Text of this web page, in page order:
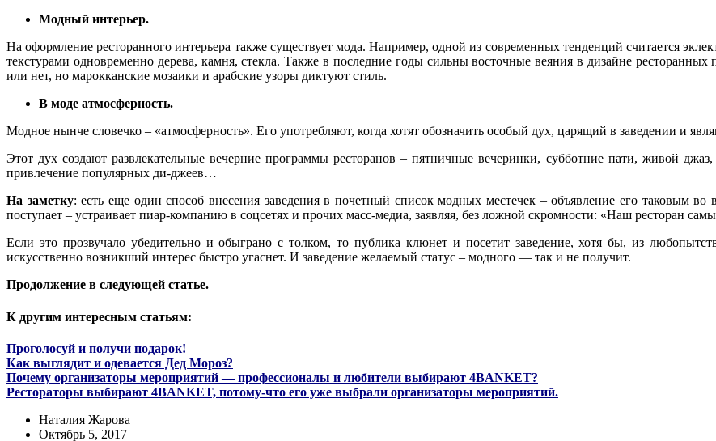
Модный интерьер.
На оформление ресторанного интерьера также существует мода. Например, одной из современных тенденций считается
текстурами одновременно дерева, камня, стекла. Также в последние годы сильны восточные веяния в дизайне
или нет, но марокканские мозаики и арабские узоры диктуют стиль.
В моде атмосферность.
Модное нынче словечко – «атмосферность». Его употребляют, когда хотят обозначить особый дух, царящий в заведении и
Этот дух создают развлекательные вечерние программы ресторанов – пятничные вечеринки, субботние пати, живой
привлечение популярных ди-джеев…
На заметку: есть еще один способ внесения заведения в почетный список модных местечек – объявление его таковым
поступает – устраивает пиар-компанию в соцсетях и прочих масс-медиа, заявляя, без ложной скромности: «Наш ресторан
Если это прозвучало убедительно и обыграно с толком, то публика клюнет и посетит заведение, хотя бы, из
искусственно возникший интерес быстро угаснет. И заведение желаемый статус – модного — так и не получит.
Продолжение в следующей статье.
К другим интересным статьям:
Проголосуй и получи подарок!
Как выглядит и одевается Дед Мороз?
Почему организаторы мероприятий — профессионалы и любители выбирают 4BANKET?
Рестораторы выбирают 4BANKET, потому-что его уже выбрали организаторы мероприятий.
Наталия Жарова
Октябрь 5, 2017